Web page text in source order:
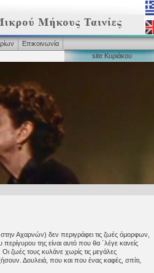
Επικοινωνία
site Κυριάκου
Αχαρνών) δεν περιγράφει τις ζωές όμορφων,
της είναι αυτό που θα ΄λέγε κανείς
ζωές τους κυλάνε χωρίς τις μεγάλες
Δουλειά, που και που ένας καφές, σπίτι,